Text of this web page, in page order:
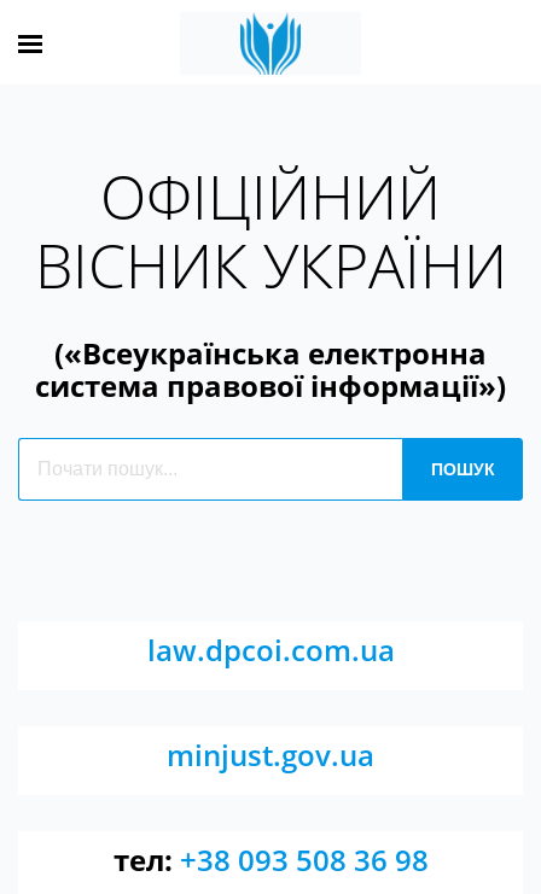
ОФІЦІЙНИЙ
ВІСНИК УКРАЇНИ
(«Всеукраїнська електронна
система правової інформації»)
law.dpcoi.com.ua
minjust.gov.ua
тел: +38 093 508 36 98